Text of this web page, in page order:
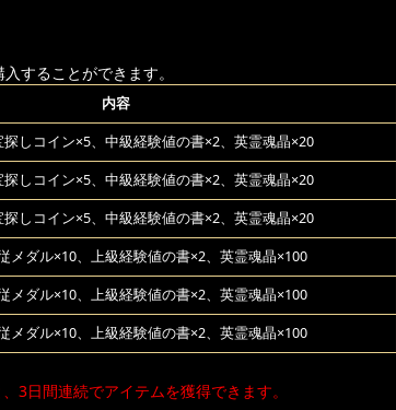
することができます。
内容
しコイン×5、中級経験値の書×2、英霊魂晶×20
しコイン×5、中級経験値の書×2、英霊魂晶×20
しコイン×5、中級経験値の書×2、英霊魂晶×20
メダル×10、上級経験値の書×2、英霊魂晶×100
メダル×10、上級経験値の書×2、英霊魂晶×100
メダル×10、上級経験値の書×2、英霊魂晶×100
3日間連続でアイテムを獲得できます。